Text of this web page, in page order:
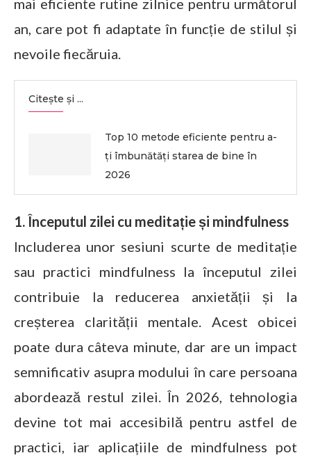
mai eficiente rutine zilnice pentru următorul
an, care pot fi adaptate în funcție de stilul și
nevoile fiecăruia.
Citește și ...
Top 10 metode eficiente pentru a-
ți îmbunătăți starea de bine în
2026
1. Începutul zilei cu meditație și mindfulness
Includerea unor sesiuni scurte de meditație
sau practici mindfulness la începutul zilei
contribuie la reducerea anxietății și la
creșterea clarității mentale. Acest obicei
poate dura câteva minute, dar are un impact
semnificativ asupra modului în care persoana
abordează restul zilei. În 2026, tehnologia
devine tot mai accesibilă pentru astfel de
practici, iar aplicațiile de mindfulness pot